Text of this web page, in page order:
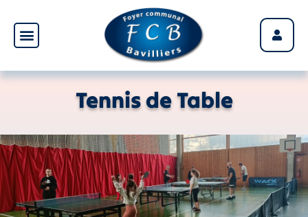
Tennis de Table
Panneau de gestion des cookies